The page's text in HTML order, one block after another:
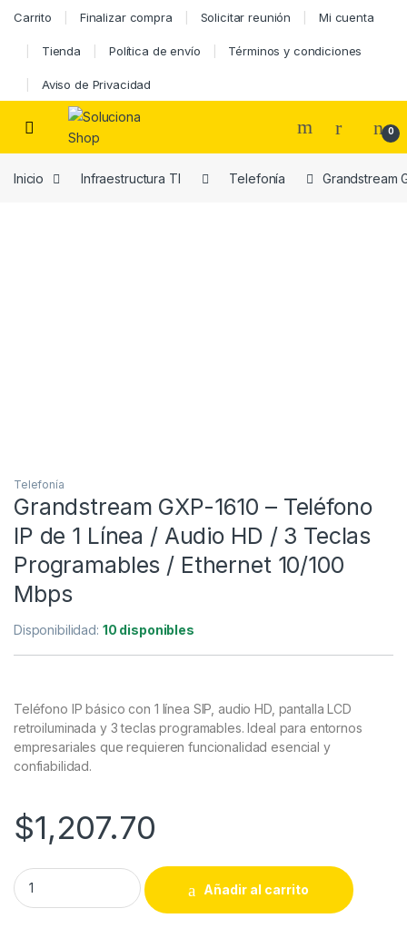
Carrito Finalizar compra Solicitar reunión Mi cuenta
Tienda Política de envío Términos y condiciones
Aviso de Privacidad
0
Inicio Infraestructura TI Telefonía Grandstream
Telefonía
Grandstream GXP-1610 – Teléfono
IP de 1 Línea / Audio HD / 3 Teclas
Programables / Ethernet 10/100
Mbps
Disponibilidad: 10 disponibles
Teléfono IP básico con 1 línea SIP, audio HD, pantalla LCD
retroiluminada y 3 teclas programables. Ideal para entornos
empresariales que requieren funcionalidad esencial y
confiabilidad.
$1,207.70
Grandstream GXP-1610 – Teléfono IP de 1 Línea / Audio HD
Añadir al carrito